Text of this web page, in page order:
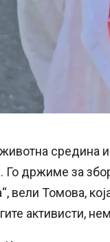
средина
Го држиме за
вели Томова,
активисти,